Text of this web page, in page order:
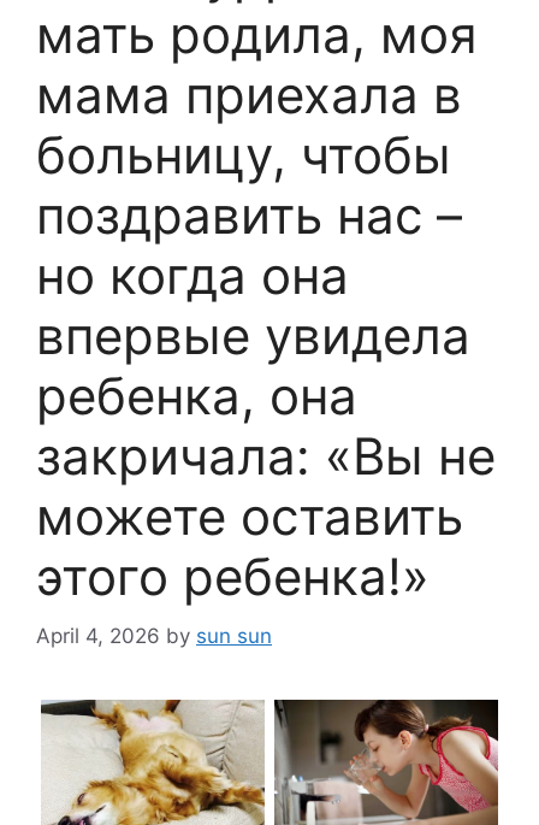
мать родила, моя
мама приехала в
больницу, чтобы
поздравить нас –
но когда она
впервые увидела
ребенка, она
закричала: «Вы не
можете оставить
этого ребенка!»
April 4, 2026 by sun sun